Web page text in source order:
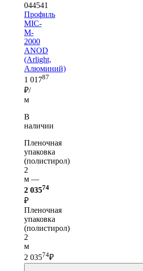
044541
Профиль
MIC-
M-
2000
ANOD
(Arlight,
Алюминий)
1 01787
₽/
м
В
наличии
Пленочная
упаковка
(полистирол)
2
м —
2 03574
₽
Пленочная
упаковка
(полистирол)
2
м
2 03574₽